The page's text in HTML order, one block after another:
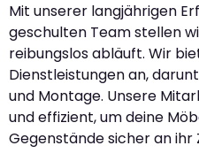
Mit unserer langjährigen
geschulten Team stellen
reibungslos abläuft. Wir
Dienstleistungen an,
und Montage. Unsere
und effizient, um deine
Gegenstände sicher an ihr